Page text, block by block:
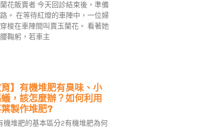
花販賣者 今天回診結束後，準備
。 在等待紅燈的車陣中，一位婦
梭在車陣間叫賣玉蘭花。 看著她
鞠躬，若車主
育】有機堆肥有臭味、小
，該怎麼辦？如何利用
製作堆肥?
機堆肥的基本區分2有機堆肥為何